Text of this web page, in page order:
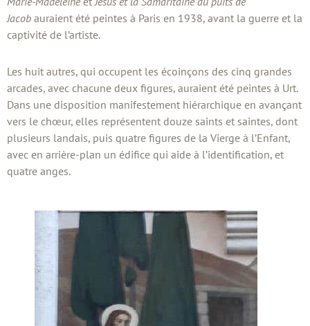
Jacob auraient été peintes à Paris en 1938, avant la guerre et la
captivité de l’artiste.
Les huit autres, qui occupent les écoinçons des cinq grandes
arcades, avec chacune deux figures, auraient été peintes à Urt.
Dans une disposition manifestement hiérarchique en avançant
vers le chœur, elles représentent douze saints et saintes, dont
plusieurs landais, puis quatre figures de la Vierge à l’Enfant,
avec en arrière-plan un édifice qui aide à l’identification, et
quatre anges.